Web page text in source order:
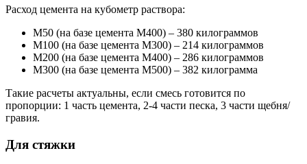
Расход цемента на кубометр раствора:
М50 (на базе цемента М400) – 380 килограммов
М100 (на базе цемента М300) – 214 килограммов
М200 (на базе цемента М400) – 286 килограммов
М300 (на базе цемента М500) – 382 килограмма
Такие расчеты актуальны, если смесь готовится по
пропорции: 1 часть цемента, 2-4 части песка, 3 части щебня/
гравия.
Для стяжки